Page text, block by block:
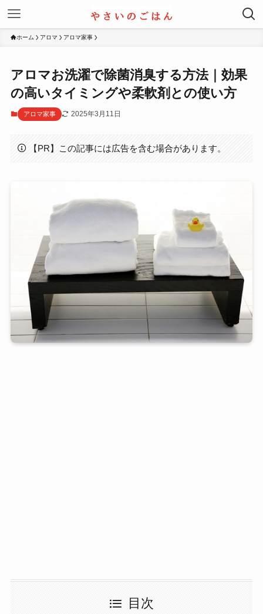
ホーム アロマ アロマ家事
アロマお洗濯で除菌消臭する方法｜効果
の高いタイミングや柔軟剤との使い方
アロマ家事 2025年3月11日
【PR】この記事には広告を含む場合があります。
目次